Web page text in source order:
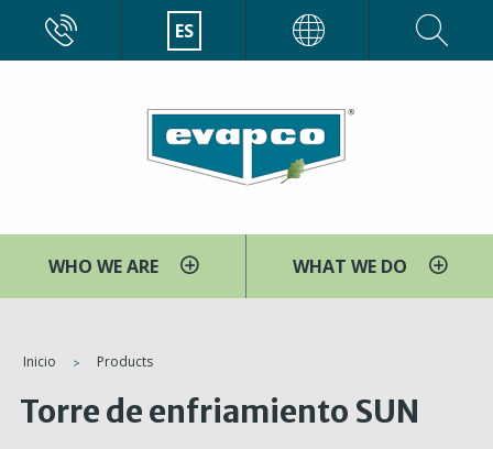
contenido
ES
WHO WE ARE WHAT WE DO
You
are
here
Inicio Products
Torre de enfriamiento SUN